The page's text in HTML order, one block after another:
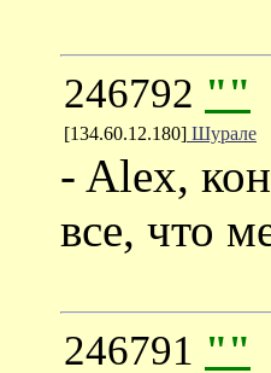
246792 ""
[134.60.12.180] Шурале
- Alex,
все, что
246791 ""